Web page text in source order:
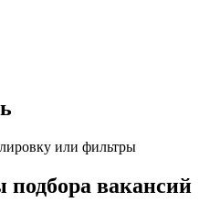
или фильтры
вакансий